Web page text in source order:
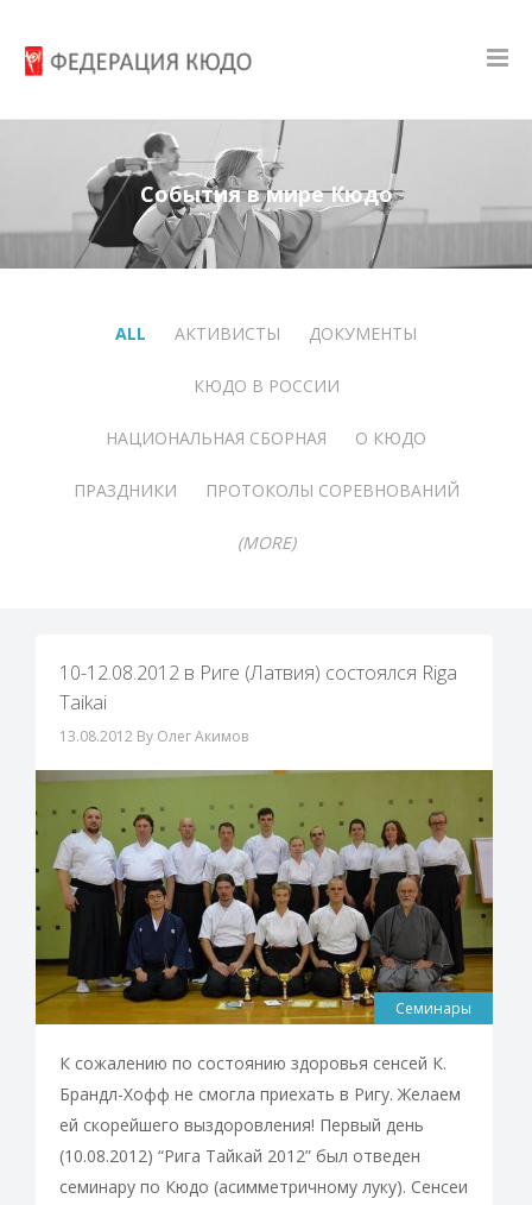
События в мире Кюдо
ALL АКТИВИСТЫ ДОКУМЕНТЫ
КЮДО В РОССИИ
НАЦИОНАЛЬНАЯ СБОРНАЯ О КЮДО
ПРАЗДНИКИ ПРОТОКОЛЫ СОРЕВНОВАНИЙ
(MORE)
10-12.08.2012 в Риге (Латвия) состоялся Riga
Taikai
13.08.2012 By Олег Акимов
Семинары
К сожалению по состоянию здоровья сенсей К.
Брандл-Хофф не смогла приехать в Ригу. Желаем
ей скорейшего выздоровления! Первый день
(10.08.2012) “Рига Тайкай 2012” был отведен
семинару по Кюдо (асимметричному луку). Сенсеи